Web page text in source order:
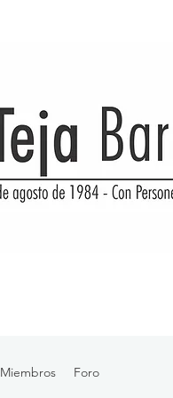
Miembros Foro